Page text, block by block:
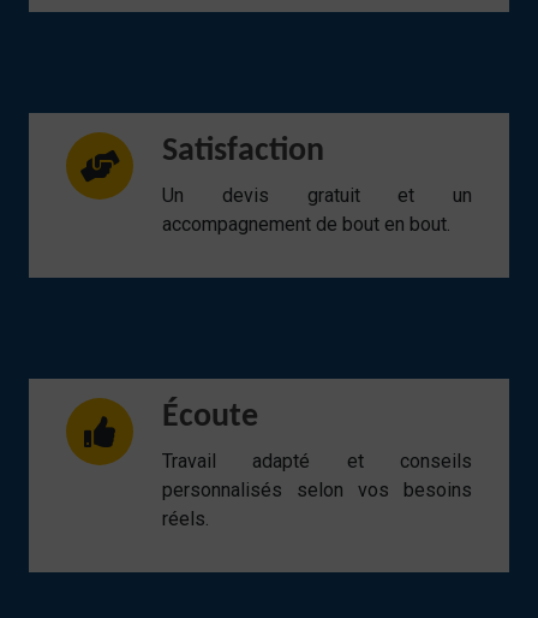
Satisfaction
Un devis gratuit et un
accompagnement de bout en bout.
Écoute
Travail adapté et conseils
personnalisés selon vos besoins
réels.